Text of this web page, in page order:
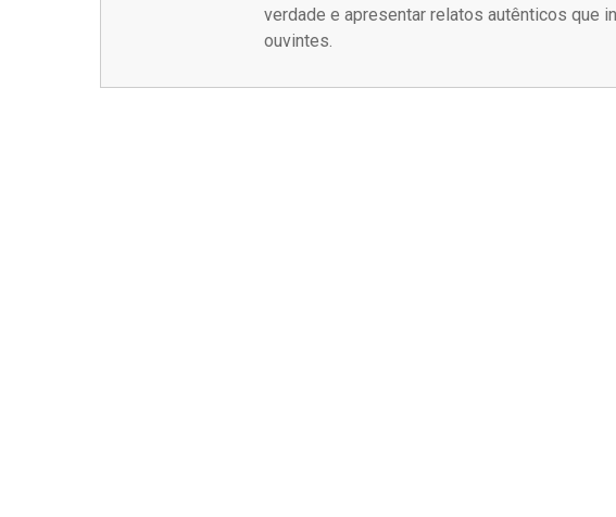
verdade e apresentar relatos autênticos que
ouvintes.